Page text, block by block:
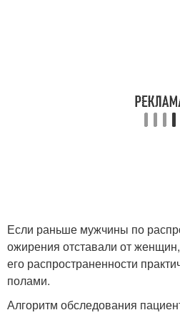
Если раньше мужчины по
ожирения отставали от женщин,
его распространенности
полами.
Алгоритм обследования